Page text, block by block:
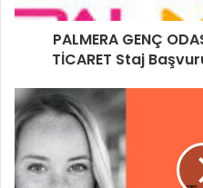
PALMERA GENÇ
TİCARET Staj